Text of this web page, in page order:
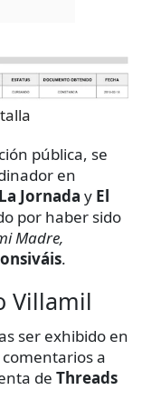
pública, se
en
La Jornada y El
por haber sido
Madre,
.
Villamil
ser exhibido en
a
de Threads